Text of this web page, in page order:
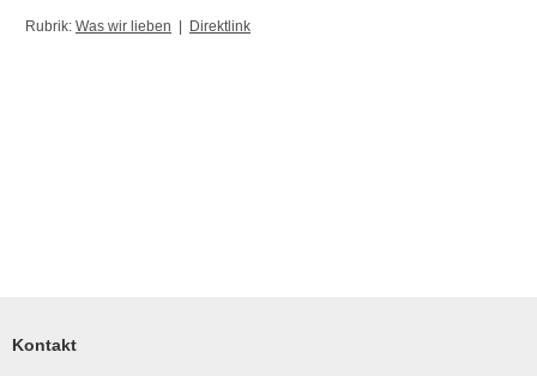
Rubrik: Was wir lieben Direktlink
Kontakt